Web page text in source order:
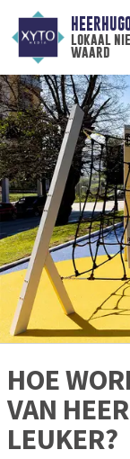
lokaal
waard
HOE
VAN
LEUKER?